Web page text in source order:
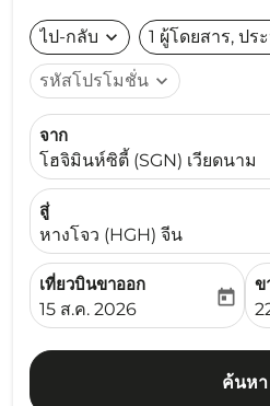
ไป-กลับ expand_more 1 ผู้โดยสาร, ปร
รหัสโปรโมชั่น expand_more
จาก
โฮจิมินห์ซิตี้ (SGN) เวียดนาม
สู่
หางโจว (HGH) จีน
เที่ยวบินขาออก
fc-booking-departure-
15 ส.ค. 2026
today
ข
ค้นหา